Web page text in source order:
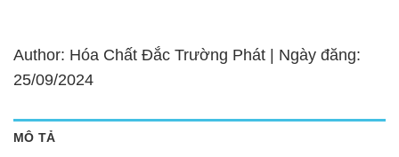
Author: Hóa Chất Đắc Trường Phát | Ngày đăng:
25/09/2024
MÔ TẢ